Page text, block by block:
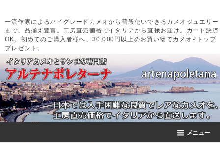
一流作家によるハイグレードカメオから普段使いできるカメオジュエリー
まで、品揃え豊富。工房直売価格でイタリアから直接お届け。カード決済
OK。初めてのご購入者様へ、30,000円以上のお買い物でカメオPトップ
プレゼント。
メニュー